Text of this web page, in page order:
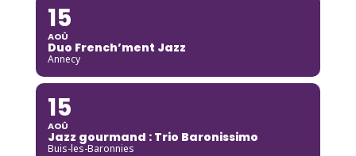
15
AOÛ
Duo French’ment Jazz
Annecy
15
AOÛ
Jazz gourmand : Trio Baronissimo
Buis-les-Baronnies